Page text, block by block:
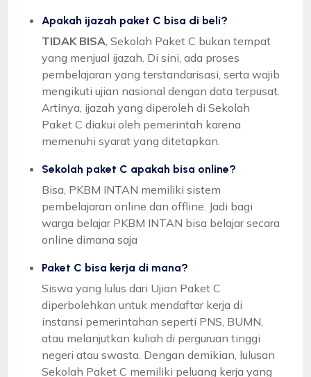
Apakah ijazah paket C bisa di beli?
TIDAK BISA , Sekolah Paket C bukan tempat
yang menjual ijazah. Di sini, ada proses
pembelajaran yang terstandarisasi, serta wajib
mengikuti ujian nasional dengan data terpusat.
Artinya, ijazah yang diperoleh di Sekolah
Paket C diakui oleh pemerintah karena
memenuhi syarat yang ditetapkan.
Sekolah paket C apakah bisa online?
Bisa, PKBM INTAN memiliki sistem
pembelajaran online dan offline. Jadi bagi
warga belajar PKBM INTAN bisa belajar secara
online dimana saja
Paket C bisa kerja di mana?
Siswa yang lulus dari Ujian Paket C
diperbolehkan untuk mendaftar kerja di
instansi pemerintahan seperti PNS, BUMN,
atau melanjutkan kuliah di perguruan tinggi
negeri atau swasta. Dengan demikian, lulusan
Sekolah Paket C memiliki peluang kerja yang